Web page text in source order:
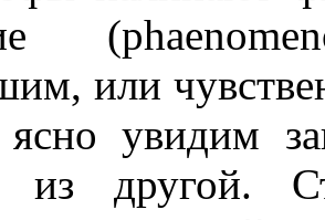
или
увидим
из другой.